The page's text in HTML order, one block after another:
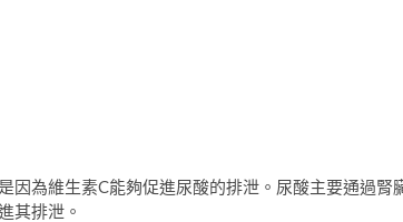
因為維生素C能夠促進尿酸的排泄。尿酸主要通過腎
其排泄。